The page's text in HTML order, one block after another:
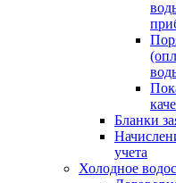
Бланки
учета
Холодное